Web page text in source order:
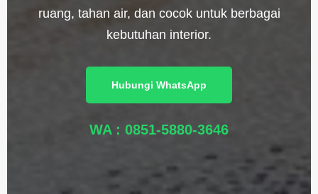
ruang, tahan air, dan cocok untuk berbagai
kebutuhan interior.
Hubungi WhatsApp
WA : 0851-5880-3646